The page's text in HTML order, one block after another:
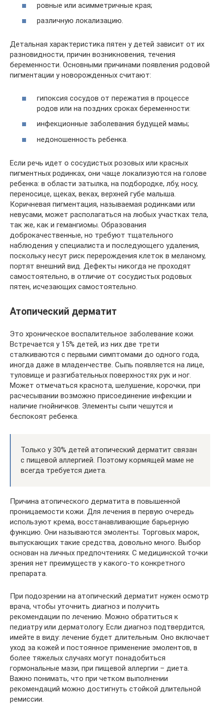
ровные или асимметричные края;
различную локализацию.
Детальная характеристика пятен у детей зависит от их
разновидности, причин возникновения, течения
беременности. Основными причинами появления родовой
пигментации у новорожденных считают:
гипоксия сосудов от пережатия в процессе
родов или на поздних сроках беременности:
инфекционные заболевания будущей мамы;
недоношенность ребенка.
Если речь идет о сосудистых розовых или красных
пигментных родинках, они чаще локализуются на голове
ребенка: в области затылка, на подбородке, лбу, носу,
переносице, щеках, веках, верхней губе малыша.
Коричневая пигментация, называемая родинками или
невусами, может располагаться на любых участках тела,
так же, как и гемангиомы. Образования
доброкачественные, но требуют тщательного
наблюдения у специалиста и последующего удаления,
поскольку несут риск перерождения клеток в меланому,
портят внешний вид. Дефекты никогда не проходят
самостоятельно, в отличие от сосудистых родовых
пятен, исчезающих самостоятельно.
Атопический дерматит
Это хроническое воспалительное заболевание кожи.
Встречается у 15% детей, из них две трети
сталкиваются с первыми симптомами до одного года,
иногда даже в младенчестве. Сыпь появляется на лице,
туловище и разгибательных поверхностях рук и ног.
Может отмечаться краснота, шелушение, корочки, при
расчесывании возможно присоединение инфекции и
наличие гнойничков. Элементы сыпи чешутся и
беспокоят ребенка.
Только у 30% детей атопический дерматит связан
с пищевой аллергией. Поэтому кормящей маме не
всегда требуется диета.
Причина атопического дерматита в повышенной
проницаемости кожи. Для лечения в первую очередь
используют крема, восстанавливающие барьерную
функцию. Они называются эмоленты. Торговых марок,
выпускающих такие средства, довольно много. Выбор
основан на личных предпочтениях. С медицинской точки
зрения нет преимуществ у какого-то конкретного
препарата.
При подозрении на атопический дерматит нужен осмотр
врача, чтобы уточнить диагноз и получить
рекомендации по лечению. Можно обратиться к
педиатру или дерматологу. Если диагноз подтвердится,
имейте в виду: лечение будет длительным. Оно включает
уход за кожей и постоянное применение эмолентов, в
более тяжелых случаях могут понадобиться
гормональные мази, при пищевой аллергии – диета.
Важно понимать, что при четком выполнении
рекомендаций можно достигнуть стойкой длительной
ремиссии.